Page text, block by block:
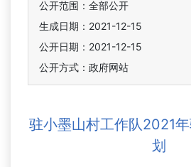
公开范围：全部公开
生成日期：2021-12-15
公开日期：2021-12-15
公开方式：政府网站
驻小墨山村工作队2021
划